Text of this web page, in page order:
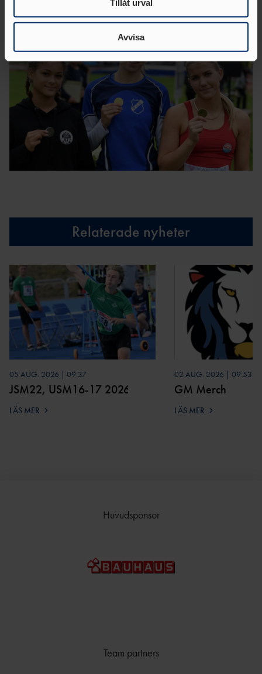
Dessa kan i sin tur kombinera informationen med annan
information som du har tillhandahållit eller som de har
samlat in när du har använt deras tjänster.
Tillåt urval
Avvisa
Relaterade nyheter
05 AUG. 2026 | 09:37
JSM22, USM16-17 2026
LÄS MER
02 AUG. 2026 | 09:53
GM Merch
LÄS MER
Huvudsponsor
Team partners